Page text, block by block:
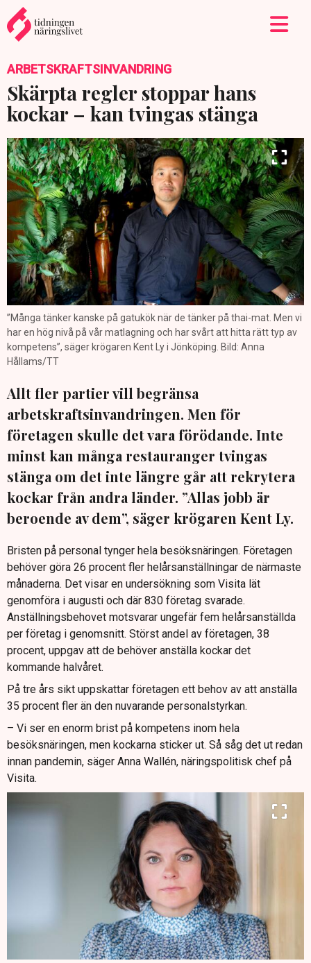
ARBETSKRAFTSINVANDRING
Skärpta regler stoppar hans
kockar – kan tvingas stänga
”Många tänker kanske på gatukök när de tänker på thai-mat. Men vi
har en hög nivå på vår matlagning och har svårt att hitta rätt typ av
kompetens”, säger krögaren Kent Ly i Jönköping. Bild: Anna
Hållams/TT
Allt fler partier vill begränsa
arbetskraftsinvandringen. Men för
företagen skulle det vara förödande. Inte
minst kan många restauranger tvingas
stänga om det inte längre går att rekrytera
kockar från andra länder. ”Allas jobb är
beroende av dem”, säger krögaren Kent Ly.
Bristen på personal tynger hela besöksnäringen. Företagen
behöver göra 26 procent fler helårsanställningar de närmaste
månaderna. Det visar en undersökning som Visita lät
genomföra i augusti och där 830 företag svarade.
Anställningsbehovet motsvarar ungefär fem helårsanställda
per företag i genomsnitt. Störst andel av företagen, 38
procent, uppgav att de behöver anställa kockar det
kommande halvåret.
På tre års sikt uppskattar företagen ett behov av att anställa
35 procent fler än den nuvarande personalstyrkan.
– Vi ser en enorm brist på kompetens inom hela
besöksnäringen, men kockarna sticker ut. Så såg det ut redan
innan pandemin, säger Anna Wallén, näringspolitisk chef på
Visita.